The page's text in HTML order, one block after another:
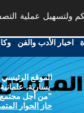
ولتسهيل عملية
- اخبار الأدب والفن -
الموقع
يسارية،
"من أجل مجتمع
حاز الحوار